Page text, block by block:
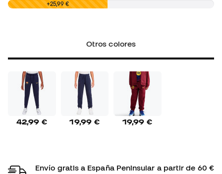
0,00 € +25,99 €
Otros colores
42,99 € 19,99 € 19,99 €
Envío gratis a España Peninsular a partir de 60 €